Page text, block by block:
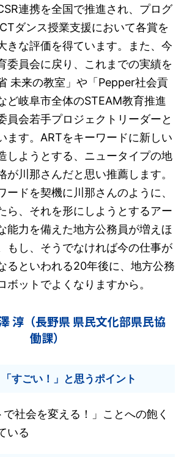
連携を全国で推進され、プログ
ダンス授業支援において各賞を
きな評価を得ています。また、今
委員会に戻り、これまでの実績を
未来の教室」や「Pepper社会貢
ど岐阜市全体のSTEAM教育推進
員会若手プロジェクトリーダーと
ます。ARTをキーワードに新しい
しようとする、ニュータイプの地
が川那さんだと思い推薦します。
ードを契機に川那さんのように、
ら、それを形にしようとするアー
能力を備えた地方公務員が増えほ
もし、そうでなければ今の仕事が
るといわれる20年後に、地方公務
ボットでよくなりますから。
淳（長野県 県民文化部県民協
働課）
すごい！」と思うポイント
で社会を変える！」ことへの飽く
いる